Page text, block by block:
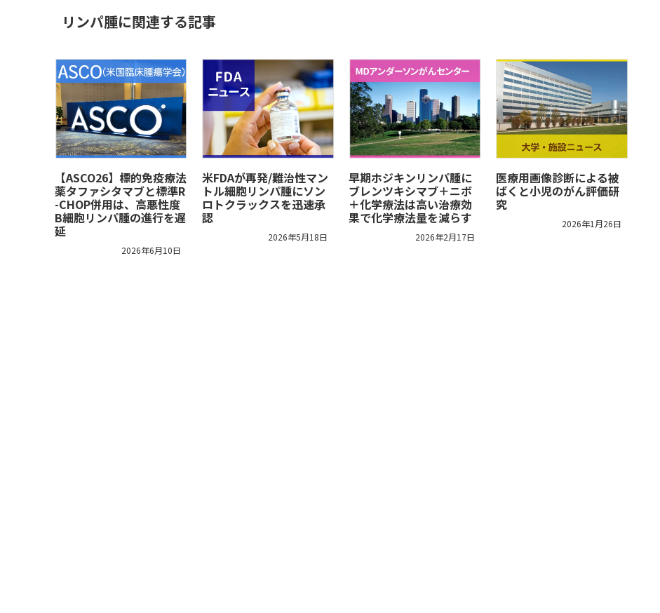
リンパ腫に関連する記事
【ASCO26】標的免疫療法
薬タファシタマブと標準R
-CHOP併用は、高悪性度
B細胞リンパ腫の進行を遅
延
2026年6月10日
米FDAが再発/難治性マン
トル細胞リンパ腫にソン
ロトクラックスを迅速承
認
2026年5月18日
早期ホジキンリンパ腫に
ブレンツキシマブ＋ニボ
＋化学療法は高い治療効
果で化学療法量を減らす
2026年2月17日
医療用画像診断による被
ばくと小児のがん評価研
究
2026年1月26日